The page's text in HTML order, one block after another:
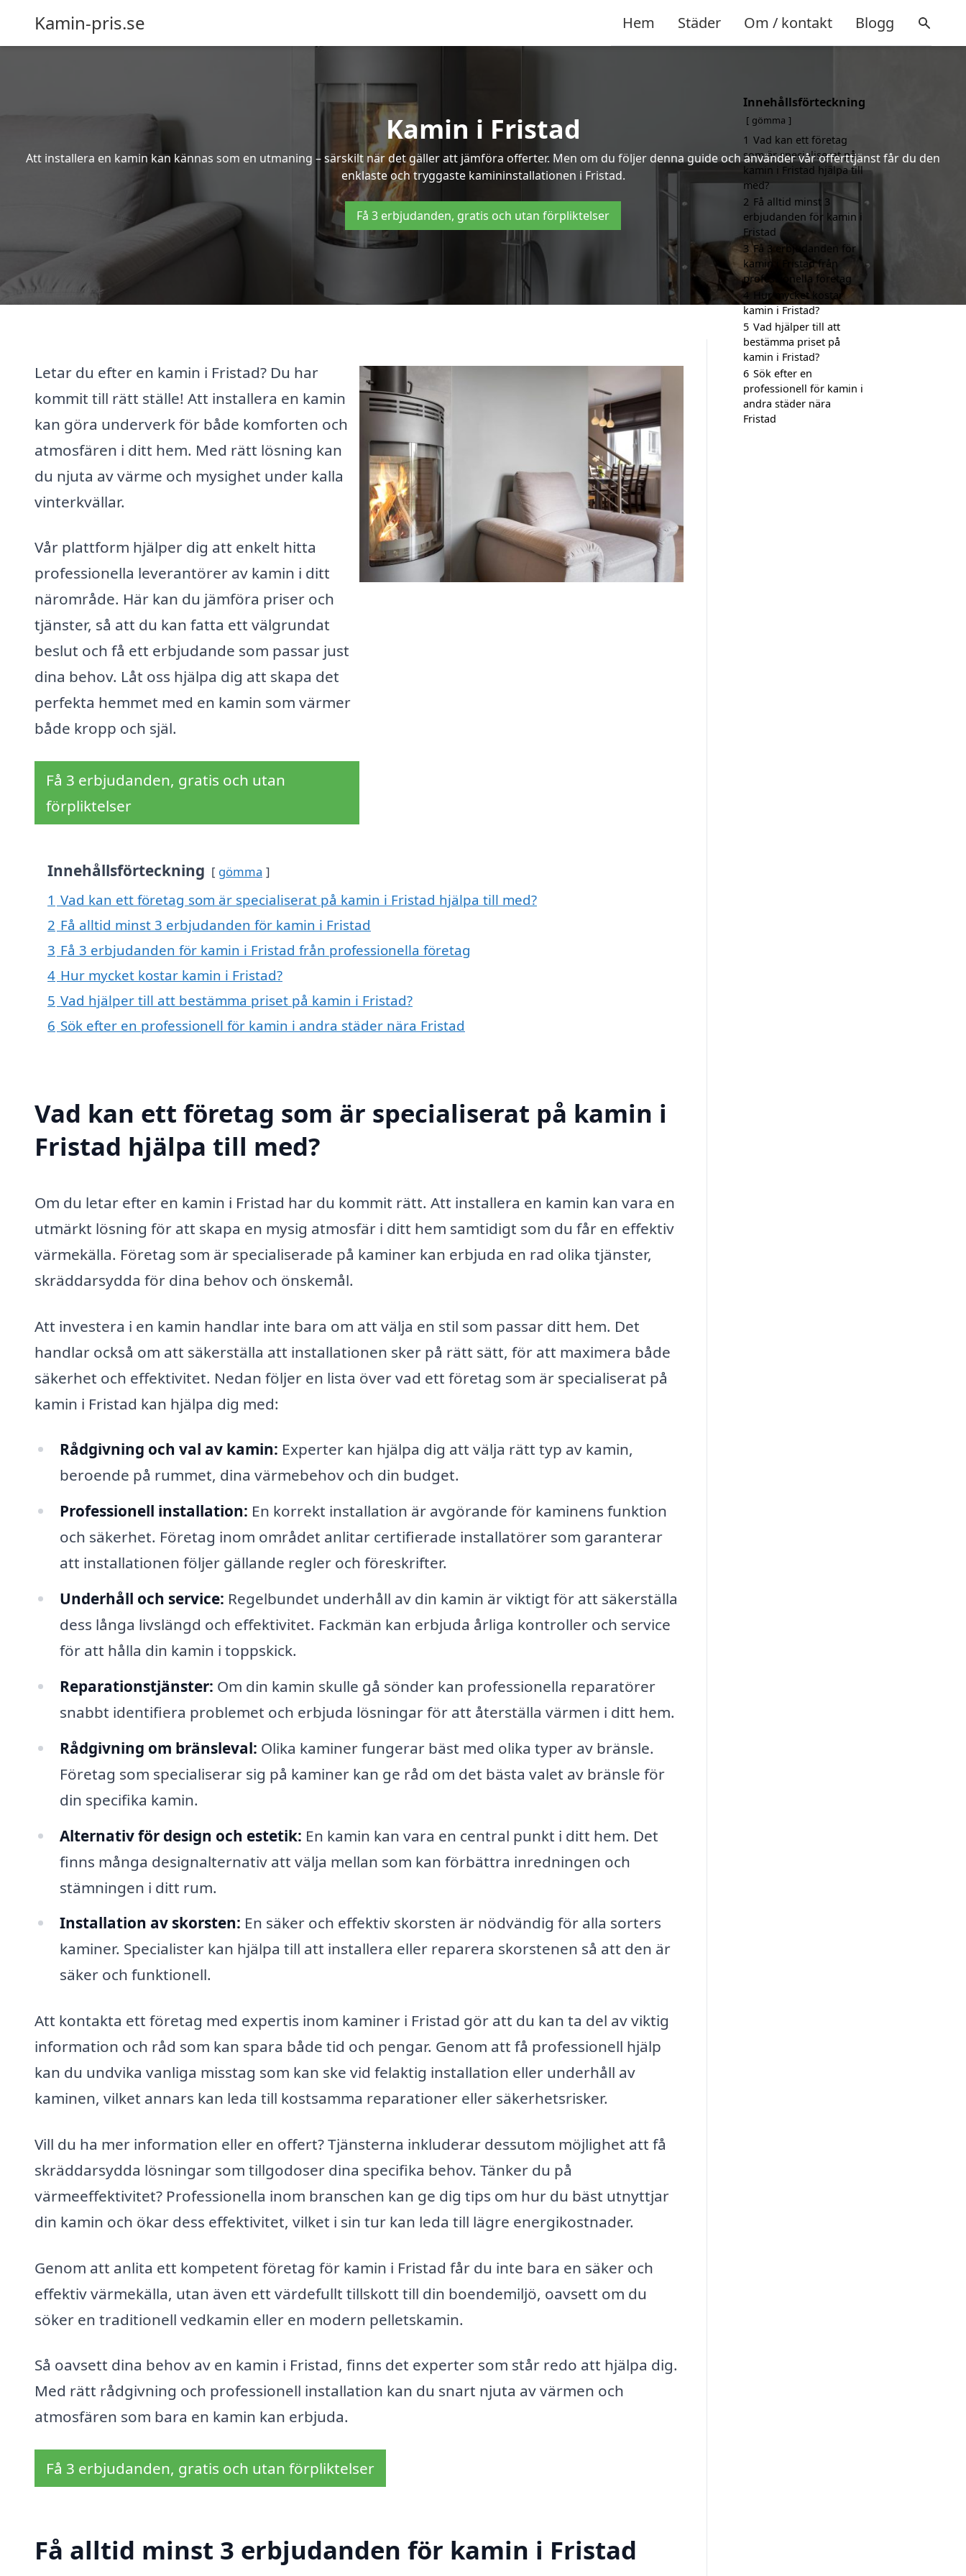
Kamin-pris.se Hem Städer Om / kontakt Blogg
Kamin i Fristad
Att installera en kamin kan kännas som en utmaning – särskilt när det gäller att jämföra offerter. Men om du följer denna guide och använder vår offerttjänst får du den
enklaste och tryggaste kamininstallationen i Fristad.
Få 3 erbjudanden, gratis och utan förpliktelser
Letar du efter en kamin i Fristad? Du har
kommit till rätt ställe! Att installera en kamin
kan göra underverk för både komforten och
atmosfären i ditt hem. Med rätt lösning kan
du njuta av värme och mysighet under kalla
vinterkvällar.
Vår plattform hjälper dig att enkelt hitta
professionella leverantörer av kamin i ditt
närområde. Här kan du jämföra priser och
tjänster, så att du kan fatta ett välgrundat
beslut och få ett erbjudande som passar just
dina behov. Låt oss hjälpa dig att skapa det
perfekta hemmet med en kamin som värmer
både kropp och själ.
Få 3 erbjudanden, gratis och utan
förpliktelser
Innehållsförteckning gömma
1 Vad kan ett företag som är specialiserat på kamin i Fristad hjälpa till med?
2 Få alltid minst 3 erbjudanden för kamin i Fristad
3 Få 3 erbjudanden för kamin i Fristad från professionella företag
4 Hur mycket kostar kamin i Fristad?
5 Vad hjälper till att bestämma priset på kamin i Fristad?
6 Sök efter en professionell för kamin i andra städer nära Fristad
Vad kan ett företag som är specialiserat på kamin i
Fristad hjälpa till med?
Om du letar efter en kamin i Fristad har du kommit rätt. Att installera en kamin kan vara en
utmärkt lösning för att skapa en mysig atmosfär i ditt hem samtidigt som du får en effektiv
värmekälla. Företag som är specialiserade på kaminer kan erbjuda en rad olika tjänster,
skräddarsydda för dina behov och önskemål.
Att investera i en kamin handlar inte bara om att välja en stil som passar ditt hem. Det
handlar också om att säkerställa att installationen sker på rätt sätt, för att maximera både
säkerhet och effektivitet. Nedan följer en lista över vad ett företag som är specialiserat på
kamin i Fristad kan hjälpa dig med:
Rådgivning och val av kamin: Experter kan hjälpa dig att välja rätt typ av kamin,
beroende på rummet, dina värmebehov och din budget.
Professionell installation: En korrekt installation är avgörande för kaminens funktion
och säkerhet. Företag inom området anlitar certifierade installatörer som garanterar
att installationen följer gällande regler och föreskrifter.
Underhåll och service: Regelbundet underhåll av din kamin är viktigt för att säkerställa
dess långa livslängd och effektivitet. Fackmän kan erbjuda årliga kontroller och service
för att hålla din kamin i toppskick.
Reparationstjänster: Om din kamin skulle gå sönder kan professionella reparatörer
snabbt identifiera problemet och erbjuda lösningar för att återställa värmen i ditt hem.
Rådgivning om bränsleval: Olika kaminer fungerar bäst med olika typer av bränsle.
Företag som specialiserar sig på kaminer kan ge råd om det bästa valet av bränsle för
din specifika kamin.
Alternativ för design och estetik: En kamin kan vara en central punkt i ditt hem. Det
finns många designalternativ att välja mellan som kan förbättra inredningen och
stämningen i ditt rum.
Installation av skorsten: En säker och effektiv skorsten är nödvändig för alla sorters
kaminer. Specialister kan hjälpa till att installera eller reparera skorstenen så att den är
säker och funktionell.
Att kontakta ett företag med expertis inom kaminer i Fristad gör att du kan ta del av viktig
information och råd som kan spara både tid och pengar. Genom att få professionell hjälp
kan du undvika vanliga misstag som kan ske vid felaktig installation eller underhåll av
kaminen, vilket annars kan leda till kostsamma reparationer eller säkerhetsrisker.
Vill du ha mer information eller en offert? Tjänsterna inkluderar dessutom möjlighet att få
skräddarsydda lösningar som tillgodoser dina specifika behov. Tänker du på
värmeeffektivitet? Professionella inom branschen kan ge dig tips om hur du bäst utnyttjar
din kamin och ökar dess effektivitet, vilket i sin tur kan leda till lägre energikostnader.
Genom att anlita ett kompetent företag för kamin i Fristad får du inte bara en säker och
effektiv värmekälla, utan även ett värdefullt tillskott till din boendemiljö, oavsett om du
söker en traditionell vedkamin eller en modern pelletskamin.
Så oavsett dina behov av en kamin i Fristad, finns det experter som står redo att hjälpa dig.
Med rätt rådgivning och professionell installation kan du snart njuta av värmen och
atmosfären som bara en kamin kan erbjuda.
Få 3 erbjudanden, gratis och utan förpliktelser
Få alltid minst 3 erbjudanden för kamin i Fristad
Innehållsförteckning
gömma
1 Vad kan ett företag
som är specialiserat på
kamin i Fristad hjälpa till
med?
2 Få alltid minst 3
erbjudanden för kamin i
Fristad
3 Få 3 erbjudanden för
kamin i Fristad från
professionella företag
4 Hur mycket kostar
kamin i Fristad?
5 Vad hjälper till att
bestämma priset på
kamin i Fristad?
6 Sök efter en
professionell för kamin i
andra städer nära
Fristad